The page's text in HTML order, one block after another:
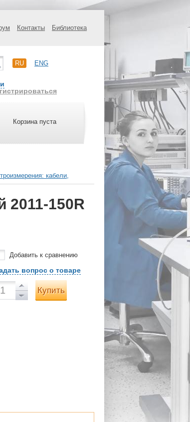
Контакты Библиотека
RU ENG
Корзина пуста
кабели,
2011-150R
Добавить к сравнению
вопрос о товаре
Купить